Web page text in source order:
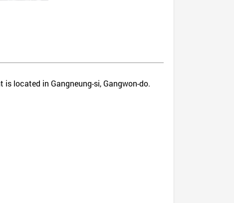
located in Gangneung-si, Gangwon-do.